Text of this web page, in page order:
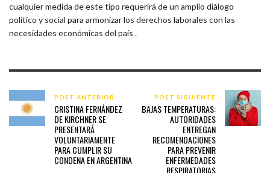
cualquier medida de este tipo requerirá de un amplio diálogo
político y social para armonizar los derechos laborales con las
necesidades económicas del país .
POST ANTERIOR
CRISTINA FERNÁNDEZ
DE KIRCHNER SE
PRESENTARÁ
VOLUNTARIAMENTE
PARA CUMPLIR SU
CONDENA EN ARGENTINA
POST SIGUIENTE
BAJAS TEMPERATURAS:
AUTORIDADES
ENTREGAN
RECOMENDACIONES
PARA PREVENIR
ENFERMEDADES
RESPIRATORIAS